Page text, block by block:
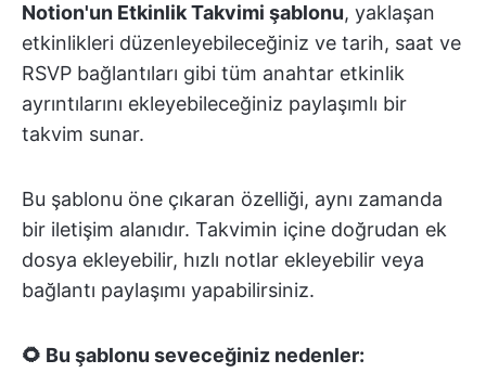
Notion'un Etkinlik Takvimi şablonu, yaklaşan
etkinlikleri düzenleyebileceğiniz ve tarih, saat ve
RSVP bağlantıları gibi tüm anahtar etkinlik
ayrıntılarını ekleyebileceğiniz paylaşımlı bir
takvim sunar.
Bu şablonu öne çıkaran özelliği, aynı zamanda
bir iletişim alanıdır. Takvimin içine doğrudan ek
dosya ekleyebilir, hızlı notlar ekleyebilir veya
bağlantı paylaşımı yapabilirsiniz.
🌻 Bu şablonu seveceğiniz nedenler: